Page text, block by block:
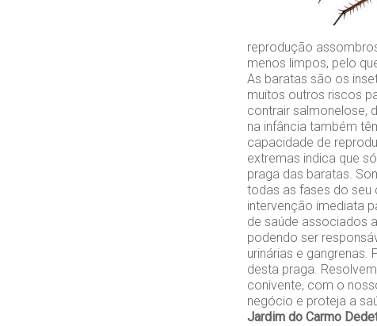
reprodução
menos limpos, pelo
As baratas são os
muitos outros riscos
contrair salmonelose,
na infância também
capacidade de
extremas indica que
praga das baratas.
todas as fases do seu
intervenção imediata
de saúde associados
podendo ser
urinárias e
desta praga.
conivente, com o
negócio e proteja a
Jardim do Carmo